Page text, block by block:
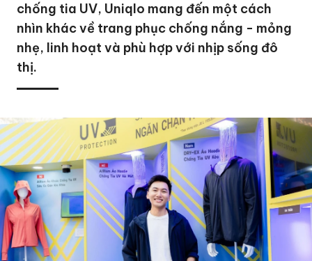
chống tia UV, Uniqlo mang đến một cách
nhìn khác về trang phục chống nắng - mỏng
nhẹ, linh hoạt và phù hợp với nhịp sống đô
thị.